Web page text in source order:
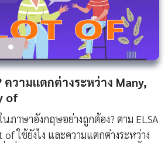
วามแตกต่างระหว่าง Many,
of
ภาษาอังกฤษอย่างถูกต้อง? ตาม ELSA
ใช้ยังไง และความแตกต่างระหว่าง